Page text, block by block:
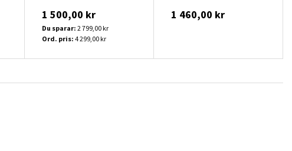
1 500,00 kr
Du sparar: 2 799,00 kr
Ord. pris: 4 299,00 kr
1 460,00 kr